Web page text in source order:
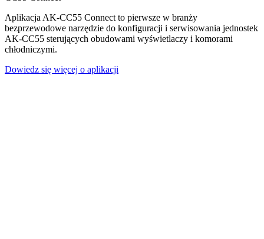
Aplikacja AK-CC55 Connect to pierwsze w branży
bezprzewodowe narzędzie do konfiguracji i serwisowania jednostek
AK-CC55 sterujących obudowami wyświetlaczy i komorami
chłodniczymi.
Dowiedz się więcej o aplikacji